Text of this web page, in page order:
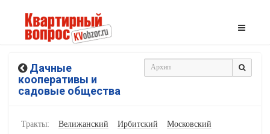
Дачные
кооперативы и
садовые общества
Тракты: Велижанский Ирбитский Московский